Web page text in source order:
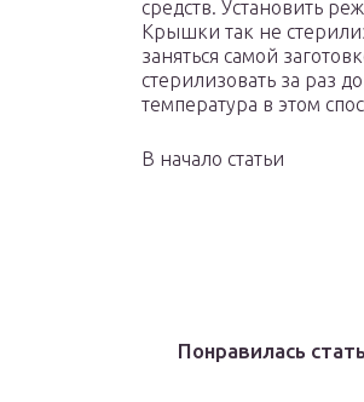
средств. Установить
Крышки так не
заняться самой
стерилизовать за раз
температура в этом
В начало статьи
Понравилась